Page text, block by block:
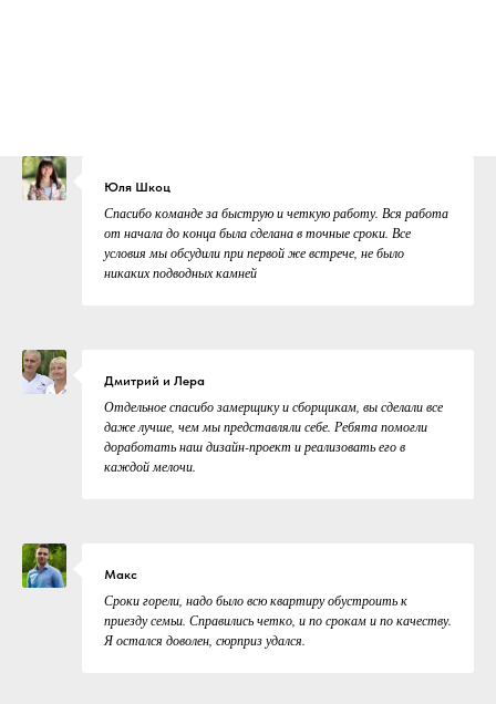
Юля Шкоц
Спасибо команде за быструю и четкую работу. Вся работа
от начала до конца была сделана в точные сроки. Все
условия мы обсудили при первой же встрече, не было
никаких подводных камней
Дмитрий и Лера
Отдельное спасибо замерщику и сборщикам, вы сделали все
даже лучше, чем мы представляли себе. Ребята помогли
доработать наш дизайн-проект и реализовать его в
каждой мелочи.
Макс
Сроки горели, надо было всю квартиру обустроить к
приезду семьи. Справились четко, и по срокам и по качеству.
Я остался доволен, сюрприз удался.